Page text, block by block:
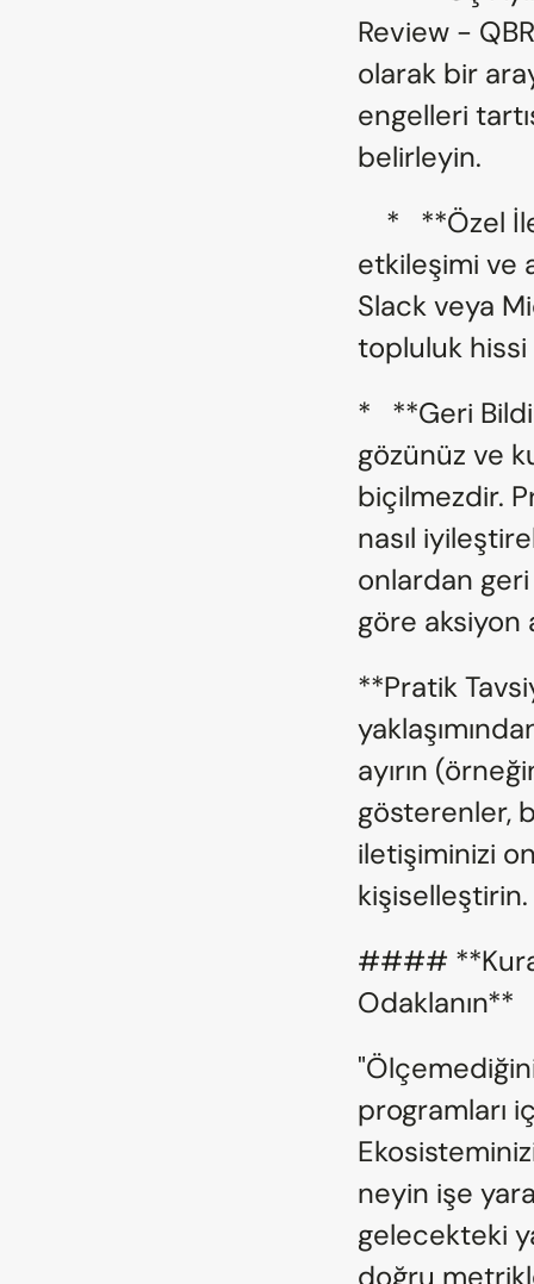
Review -
olarak bir
engelleri
belirleyin.
etkileşimi ve
Slack veya
topluluk hissi
*   **Geri
gözünüz ve
biçilmezdir.
nasıl
onlardan
göre aksiyon
**Pratik
ayırın
gösterenler,
iletişiminizi
kişiselleştirin.
#### **Kural
Odaklanın**
programları
neyin işe
gelecekteki
doğru